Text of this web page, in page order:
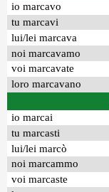
io marcavo
tu marcavi
lui/lei marcava
noi marcavamo
voi marcavate
loro marcavano
io marcai
tu marcasti
lui/lei marcò
noi marcammo
voi marcaste